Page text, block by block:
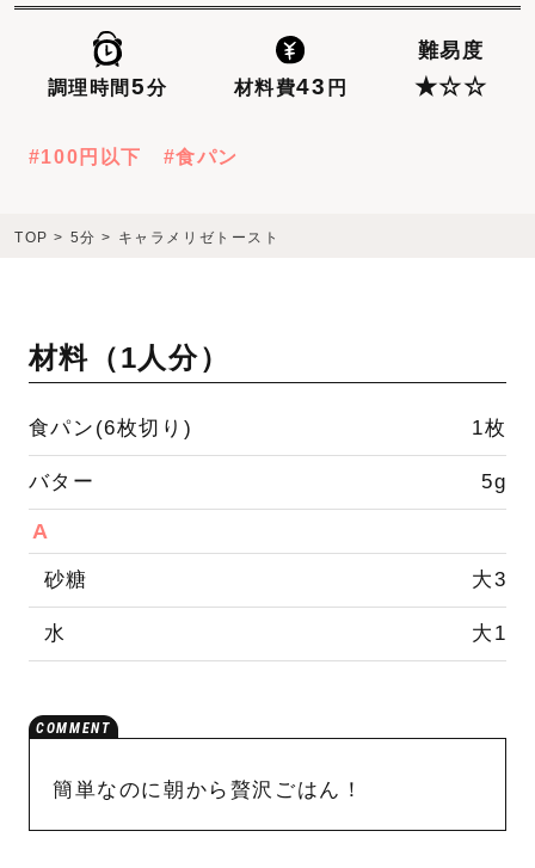
調理時間 5分 材料費43 円
難易度
★☆☆
100円以下 食パン
TOP > 5分 > キャラメリゼトースト
材料（1人分）
食パン(6枚切り) 1枚
バター 5g
A
砂糖 大3
水 大1
簡単なのに朝から贅沢ごはん！